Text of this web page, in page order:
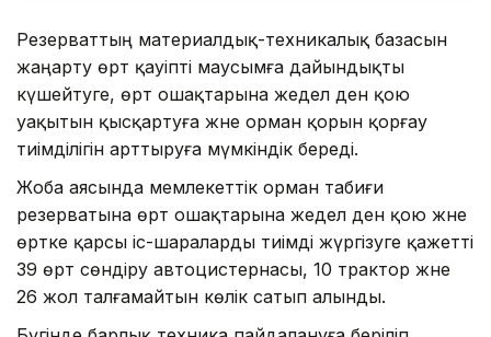
Резерваттың материалдық-техникалық базасын
жаңарту өрт қауіпті маусымға дайындықты
күшейтуге, өрт ошақтарына жедел ден қою
уақытын қысқартуға және орман қорын қорғау
тиімділігін арттыруға мүмкіндік береді.
Жоба аясында мемлекеттік орман табиғи
резерватына өрт ошақтарына жедел ден қою және
өртке қарсы іс-шараларды тиімді жүргізуге қажетті
39 өрт сөндіру автоцистернасы, 10 трактор және
26 жол талғамайтын көлік сатып алынды.